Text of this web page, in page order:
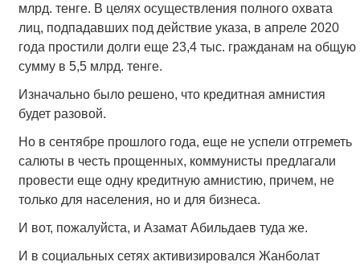
млрд. тенге. В целях осуществления полного охвата
лиц, подпадавших под действие указа, в апреле 2020
года простили долги еще 23,4 тыс. гражданам на общую
сумму в 5,5 млрд. тенге.
Изначально было решено, что кредитная амнистия
будет разовой.
Но в сентябре прошлого года, еще не успели отгреметь
салюты в честь прощенных, коммунисты предлагали
провести еще одну кредитную амнистию, причем, не
только для населения, но и для бизнеса.
И вот, пожалуйста, и Азамат Абильдаев туда же.
И в социальных сетях активизировался Жанболат